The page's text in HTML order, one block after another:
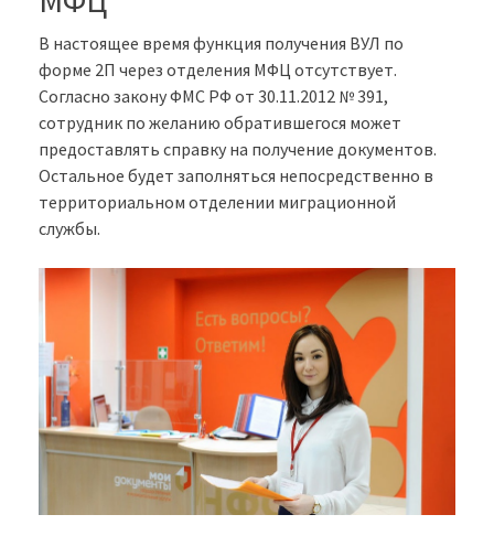
В настоящее время функция получения ВУЛ по
форме 2П через отделения МФЦ отсутствует.
Согласно закону ФМС РФ от 30.11.2012 № 391,
сотрудник по желанию обратившегося может
предоставлять справку на получение документов.
Остальное будет заполняться непосредственно в
территориальном отделении миграционной
службы.